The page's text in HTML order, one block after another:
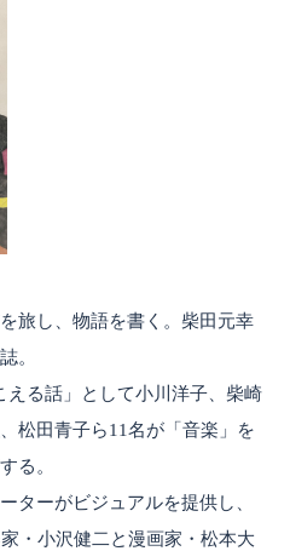
旅し、物語を書く。柴田元幸
。
える話」として小川洋子、柴崎
松田青子ら11名が「音楽」を
る。
ターがビジュアルを提供し、
・小沢健二と漫画家・松本大